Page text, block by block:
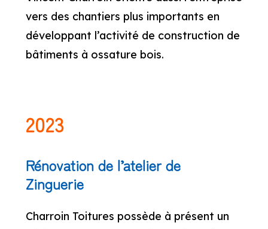
vers des chantiers plus importants en
développant l’activité de construction de
bâtiments à ossature bois.
2023
Rénovation de l’atelier de
Zinguerie
Charroin Toitures possède à présent un